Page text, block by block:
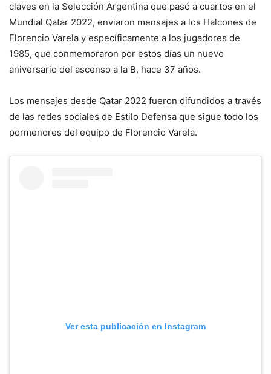
claves en la Selección Argentina que pasó a cuartos en el
Mundial Qatar 2022, enviaron mensajes a los Halcones de
Florencio Varela y específicamente a los jugadores de
1985, que conmemoraron por estos días un nuevo
aniversario del ascenso a la B, hace 37 años.
Los mensajes desde Qatar 2022 fueron difundidos a través
de las redes sociales de Estilo Defensa que sigue todo los
pormenores del equipo de Florencio Varela.
Ver esta publicación en Instagram